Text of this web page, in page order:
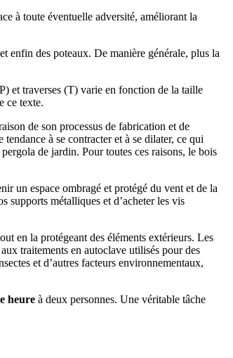
à toute éventuelle adversité, améliorant la
enfin des poteaux. De manière générale, plus la
et traverses (T) varie en fonction de la taille
ce texte.
de son processus de fabrication et de
à se contracter et à se dilater, ce qui
de jardin. Pour toutes ces raisons, le bois
un espace ombragé et protégé du vent et de la
supports métalliques et d’acheter les vis
en la protégeant des éléments extérieurs. Les
traitements en autoclave utilisés pour des
et d’autres facteurs environnementaux,
heure à deux personnes. Une véritable tâche